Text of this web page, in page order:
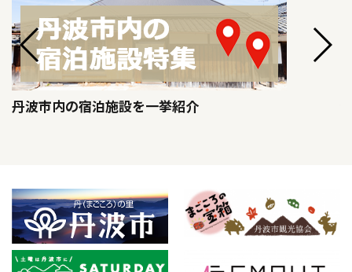
丹波市内の宿泊施設を一挙紹介